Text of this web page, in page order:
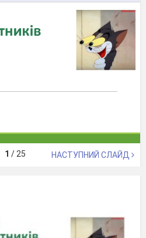
1 / 25 НАСТУПНИЙ СЛАЙД